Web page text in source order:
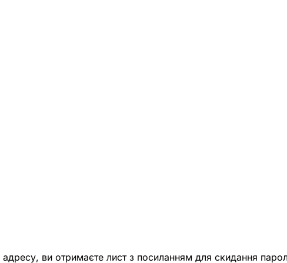
ви отримаєте лист з посиланням для скидання